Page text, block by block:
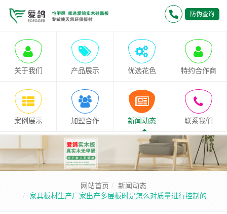
防伪查询
关于我们 产品展示 优选花色 特约合作商
案例展示 加盟合作 新闻动态 联系我们
网站首页
新闻动态
家具板材生产厂家出产多层板时是怎么对质量进行控制的